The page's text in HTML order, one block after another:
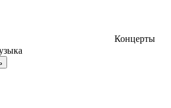
Концерты